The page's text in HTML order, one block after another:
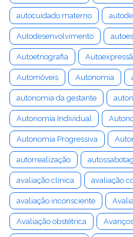
autocuidado materno
Autodesenvolvimento
Autoetnografia
Automóveis Autonomia
autonomia da gestante
Autonomia Individual
Autonomia Progressiva
autorrealização
avaliação clínica avaliação
avaliação inconsciente
Avaliação obstétrica